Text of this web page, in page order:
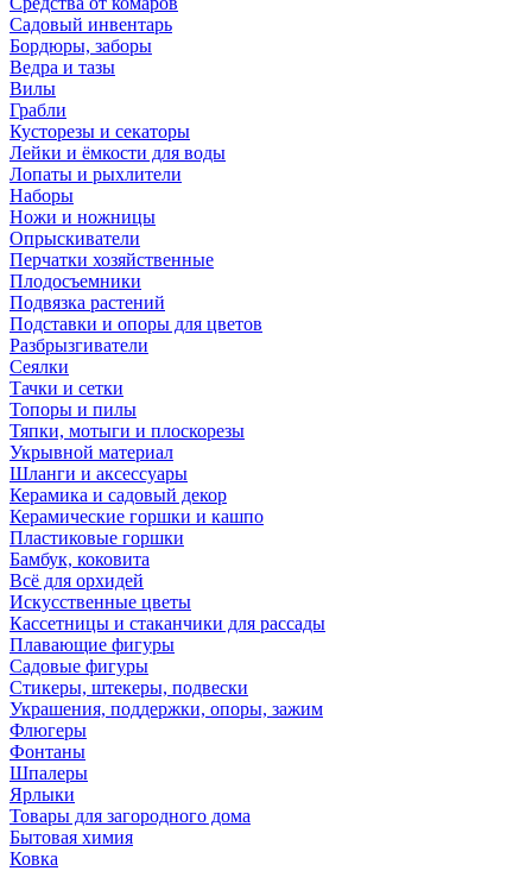
Садовый инвентарь
Бордюры, заборы
Ведра и тазы
Вилы
Грабли
Кусторезы и секаторы
Лейки и ёмкости для воды
Лопаты и рыхлители
Наборы
Ножи и ножницы
Опрыскиватели
Перчатки хозяйственные
Плодосъемники
Подвязка растений
Подставки и опоры для цветов
Разбрызгиватели
Сеялки
Тачки и сетки
Топоры и пилы
Тяпки, мотыги и плоскорезы
Укрывной материал
Шланги и аксессуары
Керамика и садовый декор
Керамические горшки и кашпо
Пластиковые горшки
Бамбук, коковита
Всё для орхидей
Искусственные цветы
Кассетницы и стаканчики для рассады
Плавающие фигуры
Садовые фигуры
Стикеры, штекеры, подвески
Украшения, поддержки, опоры, зажим
Флюгеры
Фонтаны
Шпалеры
Ярлыки
Товары для загородного дома
Бытовая химия
Ковка